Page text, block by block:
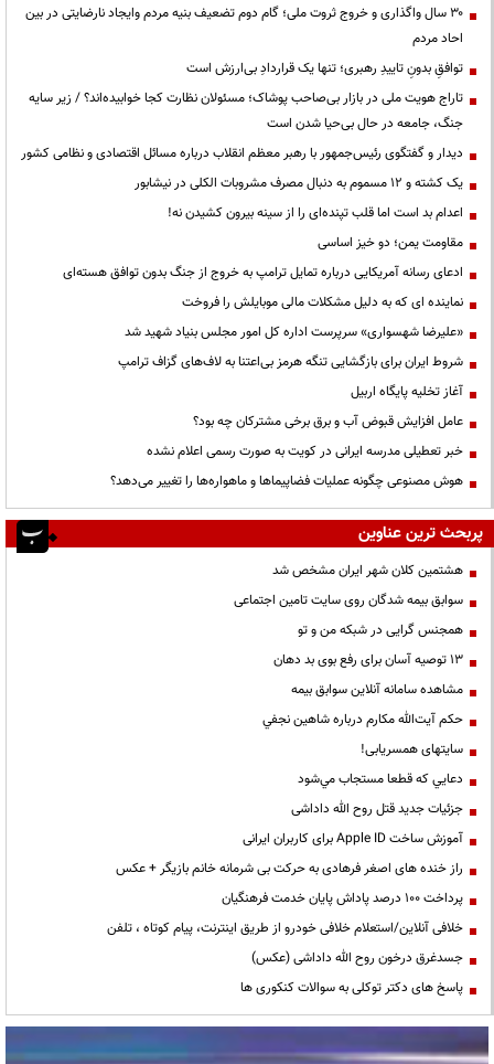
۳۰ سال واگذاری و خروج ثروت ملی؛ گام دوم تضعیف بنیه مردم وایجاد نارضایتی در بین
احاد مردم
توافقِ بدونِ تاییدِ رهبری؛ تنها یک قراردادِ بی‌ارزش است
تاراج هویت ملی در بازار بی‌صاحب پوشاک؛ مسئولان نظارت کجا خوابیده‌اند؟ / زیر سایه
جنگ، جامعه در حال بی‌حیا شدن است
دیدار و گفتگوی رئیس‌جمهور با رهبر معظم انقلاب درباره مسائل اقتصادی و نظامی کشور
یک کشته و ۱۲ مسموم به دنبال مصرف مشروبات الکلی در نیشابور
اعدام بد است اما قلب تپنده‌ای را از سینه بیرون کشیدن نه!
مقاومت یمن؛ دو خیز اساسی
ادعای رسانه آمریکایی درباره تمایل ترامپ به خروج از جنگ بدون توافق هسته‌ای
نماینده ای که به دلیل مشکلات مالی موبایلش را فروخت
«علیرضا شهسواری» سرپرست اداره کل امور مجلس بنیاد شهید شد
شروط ایران برای بازگشایی تنگه هرمز بی‌اعتنا به لاف‌های گزاف ترامپ
آغاز تخلیه پایگاه اربیل
عامل افزایش قبوض آب و برق برخی مشترکان چه بود؟
خبر تعطیلی مدرسه ایرانی در کویت به صورت رسمی اعلام نشده
هوش مصنوعی چگونه عملیات فضاپیماها و ماهواره‌ها را تغییر می‌دهد؟
پربحث ترین عناوین
هشتمین کلان شهر ایران مشخص شد
سوابق بیمه شدگان روی سایت تامین اجتماعی
همجنس گرایی در شبکه من و تو
13 توصیه آسان برای رفع بوی بد دهان
مشاهده سامانه آنلاين سوابق بیمه
حكم آيت‌الله مكارم درباره شاهين نجفي
سایتهای همسریابی!
دعايي كه قطعا مستجاب مي‌شود
جزئیات جدید قتل روح الله داداشی
آموزش ساخت Apple ID برای کاربران ایرانی
راز خنده های اصغر فرهادی به حرکت بی شرمانه خانم بازیگر + عکس
پرداخت ۱۰۰ درصد پاداش پایان خدمت فرهنگیان
خلافی آنلاین/استعلام خلافی خودرو از طریق اینترنت، پیام کوتاه ، تلفن
جسدغرق درخون روح الله داداشی (عکس)
پاسخ های دکتر توکلی به سوالات کنکوری ها